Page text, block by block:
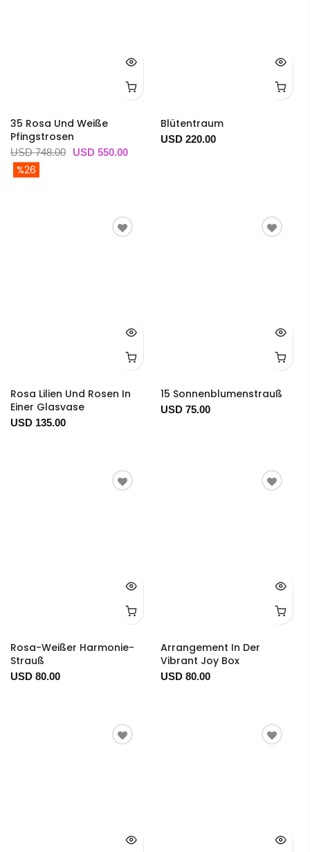
35 Rosa Und Weiße
Pfingstrosen
USD 748.00 USD 550.00
%26
Blütentraum
USD 220.00
Rosa Lilien Und Rosen In
Einer Glasvase
USD 135.00
15 Sonnenblumenstrauß
USD 75.00
Rosa-Weißer Harmonie-
Strauß
USD 80.00
Arrangement In Der
Vibrant Joy Box
USD 80.00